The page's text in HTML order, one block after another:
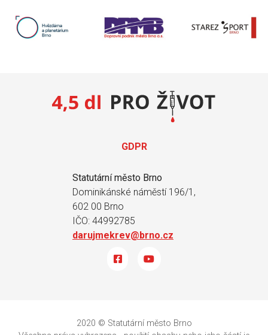
GDPR
Statutární město Brno
Dominikánské náměstí 196/1,
602 00 Brno
IČO: 44992785
darujmekrev@brno.cz
2020 © Statutární město Brno